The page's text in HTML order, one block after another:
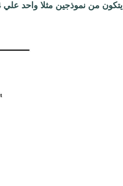
يتكون من نموذجين مثلا واحد علي 4 ساعات و نموذج اخر في فريم الاقل يعتبر نموذج قوي